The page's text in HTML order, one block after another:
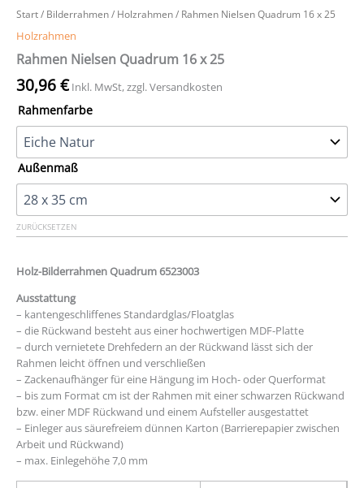
Start/ Bilderrahmen/ Holzrahmen/ Rahmen Nielsen Quadrum 16 x 25
Holzrahmen
Rahmen Nielsen Quadrum 16 x 25
30,96€ Inkl. MwSt, zzgl. Versandkosten
Rahmenfarbe
Außenmaß
ZURÜCKSETZEN
Holz-Bilderrahmen Quadrum 6523003
Ausstattung
– kantengeschliffenes Standardglas/Floatglas
– die Rückwand besteht aus einer hochwertigen MDF-Platte
– durch vernietete Drehfedern an der Rückwand lässt sich der
Rahmen leicht öffnen und verschließen
– Zackenaufhänger für eine Hängung im Hoch- oder Querformat
– bis zum Format cm ist der Rahmen mit einer schwarzen Rückwand
bzw. einer MDF Rückwand und einem Aufsteller ausgestattet
– Einleger aus säurefreiem dünnen Karton (Barrierepapier zwischen
Arbeit und Rückwand)
– max. Einlegehöhe 7,0 mm